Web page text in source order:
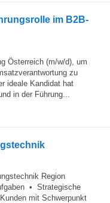
im B2B-
Österreich (m/w/d), um
zu
ideale Kandidat hat
in der Führung...
Region
• Strategische
mit Schwerpunkt